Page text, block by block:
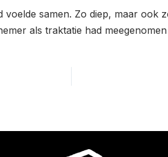
samen. Zo diep, maar ook
als traktatie had